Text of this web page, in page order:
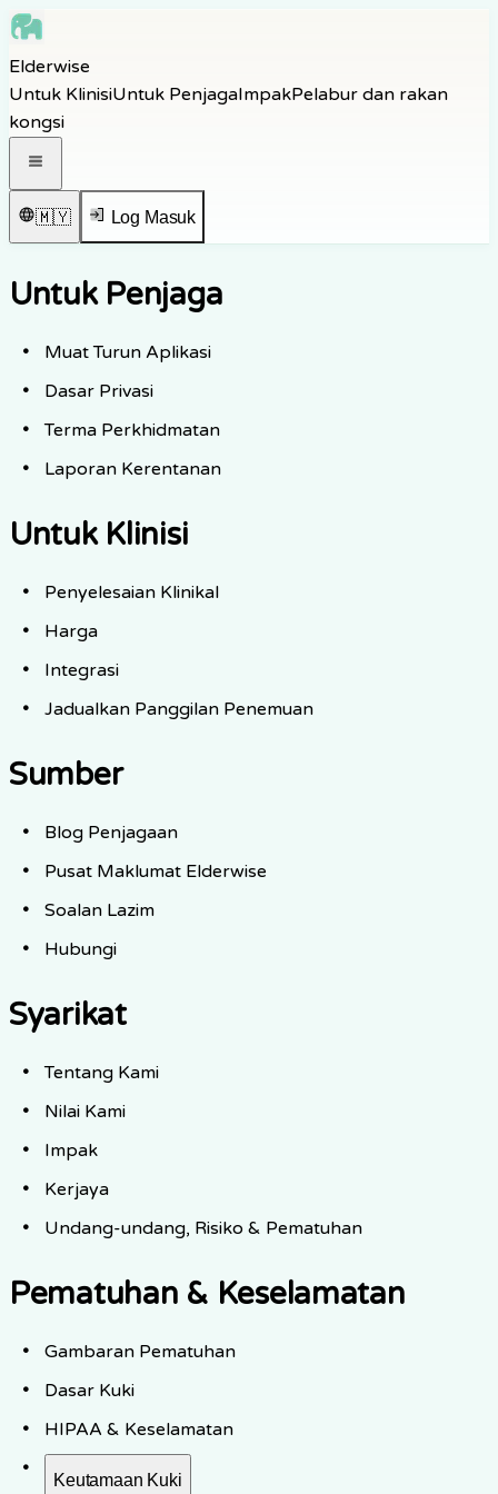
Skip to navigation
Skip to footer
Elderwise
Untuk KlinisiUntuk PenjagaImpakPelabur dan rakan
kongsi
🇲🇾 Log Masuk
Untuk Penjaga
Muat Turun Aplikasi
Dasar Privasi
Terma Perkhidmatan
Laporan Kerentanan
Untuk Klinisi
Penyelesaian Klinikal
Harga
Integrasi
Jadualkan Panggilan Penemuan
Sumber
Blog Penjagaan
Pusat Maklumat Elderwise
Soalan Lazim
Hubungi
Syarikat
Tentang Kami
Nilai Kami
Impak
Kerjaya
Undang-undang, Risiko & Pematuhan
Pematuhan & Keselamatan
Gambaran Pematuhan
Dasar Kuki
HIPAA & Keselamatan
Keutamaan Kuki